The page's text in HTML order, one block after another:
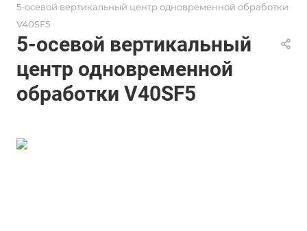
5-осевой вертикальный центр одновременной обработки
V40SF5
5-осевой вертикальный
центр одновременной
обработки V40SF5